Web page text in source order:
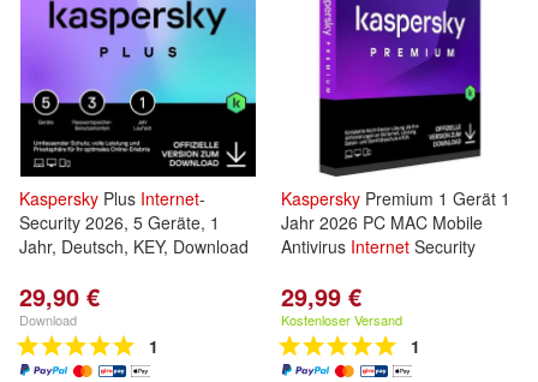
Kaspersky Plus Internet-
Security 2026, 5 Geräte, 1
Jahr, Deutsch, KEY, Download
29,90 €
Download
1
Kaspersky Premium 1 Gerät 1
Jahr 2026 PC MAC Mobile
Antivirus Internet Security
29,99 €
Kostenloser Versand
1